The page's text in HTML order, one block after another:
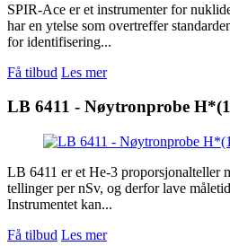
SPIR-Ace er et instrumenter for
har en ytelse som overtreffer
for identifisering...
Få tilbud Les mer
LB 6411 - Nøytronprobe
LB 6411 er et He-3 proporsjonalteller
tellinger per nSv, og derfor lave
Instrumentet kan...
Få tilbud Les mer